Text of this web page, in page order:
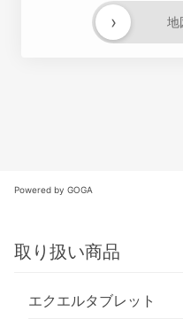
地
›
Powered by GOGA
取り扱い商品
エクエルタブレット